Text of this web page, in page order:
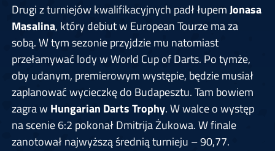
Drugi z turniejów kwalifikacyjnych padł łupemJonasa
Masalina, który debiut w European Tourze ma za
sobą. W tym sezonie przyjdzie mu natomiast
przełamywać lody w World Cup of Darts. Po tymże,
oby udanym, premierowym występie, będzie musiał
zaplanować wycieczkę do Budapesztu. Tam bowiem
zagra w Hungarian Darts Trophy. W walce o występ
na scenie 6:2 pokonał Dmitrija Żukowa. W finale
zanotował najwyższą średnią turnieju – 90,77.